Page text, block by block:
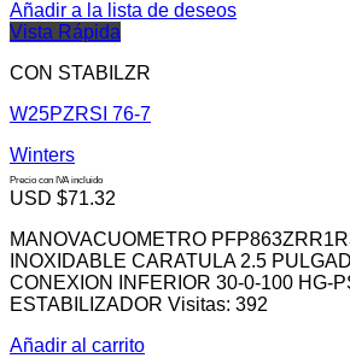
Añadir a la lista de deseos
Vista Rápida
CON STABILZR
W25PZRSI 76-7
Winters
Precio con IVA incluido
USD $71.32
MANOVACUOMETRO
INOXIDABLE CARATULA 2.5
CONEXION INFERIOR 30-0-100 HG-
ESTABILIZADOR Visitas: 392
Añadir al carrito